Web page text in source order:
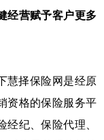
经营赋予客户更多
慧择保险网是经原
资格的保险服务平
纪、保险代理、